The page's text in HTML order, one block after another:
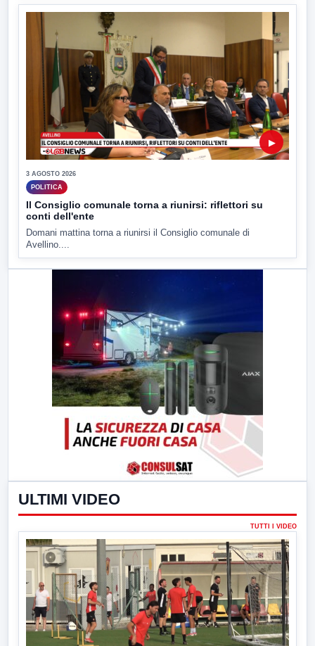
▶
3 AGOSTO 2026
POLITICA
Il Consiglio comunale torna a riunirsi: riflettori su
conti dell'ente
Domani mattina torna a riunirsi il Consiglio comunale di
Avellino....
ULTIMI VIDEO
TUTTI I VIDEO